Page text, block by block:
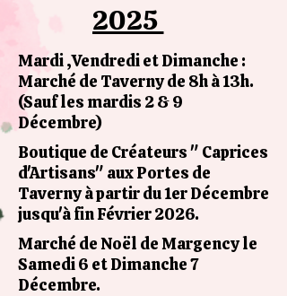
2025
Mardi ,Vendredi et Dimanche :
Marché de Taverny de 8h à 13h.
(Sauf les mardis 2 & 9
Décembre)
Boutique de Créateurs " Caprices
d'Artisans" aux Portes de
Taverny à partir du 1er Décembre
jusqu'à fin Février 2026.
Marché de Noël de Margency le
Samedi 6 et Dimanche 7
Décembre.